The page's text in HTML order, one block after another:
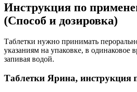
Инструкция по
(Способ и дозировка)
Таблетки нужно принимать
указаниям на упаковке, в одинаковое
запивая водой.
Таблетки Ярина, инструкция